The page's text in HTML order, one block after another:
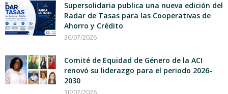
Supersolidaria publica una nueva edición del
Radar de Tasas para las Cooperativas de
Ahorro y Crédito
30/07/2026
Comité de Equidad de Género de la ACI
renovó su liderazgo para el periodo 2026-
2030